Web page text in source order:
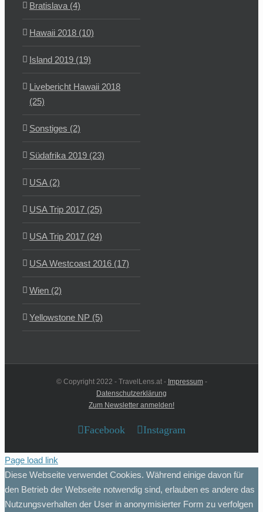
Bratislava (4)
Hawaii 2018 (10)
Island 2019 (19)
Livebericht Hawaii 2018
(25)
Sonstiges (2)
Südafrika 2019 (23)
USA (2)
USA Trip 2017 (25)
USA Trip 2017 (24)
USA Westcoast 2016 (17)
Wien (2)
Yellowstone NP (5)
© Copyright 2022 - TravelLens.at - Impressum-
Datenschutzerklärung
Zum Newsletter anmelden!
Facebook Instagram
Page load link
Diese Webseite verwendet Cookies. Während einige davon für
den Betrieb der Webseite notwendig sind, erlauben es andere das
Nutzungsverhalten der User in anonymisierter Form zu verfolgen